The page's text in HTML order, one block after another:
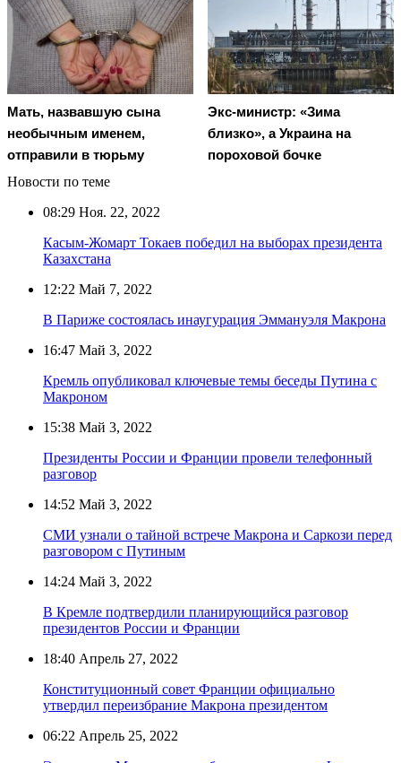
Мать, назвавшую сына
необычным именем,
отправили в тюрьму
Экс-министр: «Зима
близко», а Украина на
пороховой бочке
Новости по теме
08:29 Ноя. 22, 2022
Касым-Жомарт Токаев победил на выборах президента
Казахстана
12:22 Май 7, 2022
В Париже состоялась инаугурация Эммануэля Макрона
16:47 Май 3, 2022
Кремль опубликовал ключевые темы беседы Путина с
Макроном
15:38 Май 3, 2022
Президенты России и Франции провели телефонный
разговор
14:52 Май 3, 2022
СМИ узнали о тайной встрече Макрона и Саркози перед
разговором с Путиным
14:24 Май 3, 2022
В Кремле подтвердили планирующийся разговор
президентов России и Франции
18:40 Апрель 27, 2022
Конституционный совет Франции официально
утвердил переизбрание Макрона президентом
06:22 Апрель 25, 2022